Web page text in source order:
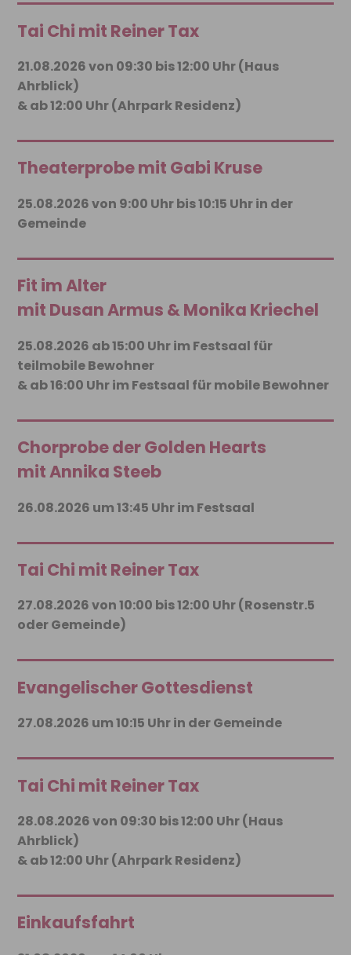
Tai Chi mit Reiner Tax
21.08.2026 von 09:30 bis 12:00 Uhr (Haus
Ahrblick)
& ab 12:00 Uhr (Ahrpark Residenz)
Theaterprobe mit Gabi Kruse
25.08.2026 von 9:00 Uhr bis 10:15 Uhr in der
Gemeinde
Fit im Alter
mit Dusan Armus & Monika Kriechel
25.08.2026 ab 15:00 Uhr im Festsaal für
teilmobile Bewohner
& ab 16:00 Uhr im Festsaal für mobile Bewohner
Chorprobe der Golden Hearts
mit Annika Steeb
26.08.2026 um 13:45 Uhr im Festsaal
Tai Chi mit Reiner Tax
27.08.2026 von 10:00 bis 12:00 Uhr (Rosenstr.5
oder Gemeinde)
Evangelischer Gottesdienst
27.08.2026 um 10:15 Uhr in der Gemeinde
Tai Chi mit Reiner Tax
28.08.2026 von 09:30 bis 12:00 Uhr (Haus
Ahrblick)
& ab 12:00 Uhr (Ahrpark Residenz)
Einkaufsfahrt